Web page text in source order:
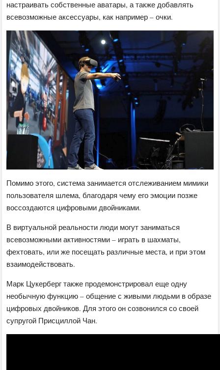
настраивать собственные аватары, а также добавлять
всевозможные аксессуары, как например – очки.
Помимо этого, система занимается отслеживанием мимики
пользователя шлема, благодаря чему его эмоции позже
воссоздаются цифровыми двойниками.
В виртуальной реальности люди могут заниматься
всевозможными активностями – играть в шахматы,
фехтовать, или же посещать различные места, и при этом
взаимодействовать.
Марк Цукерберг также продемонстрировал еще одну
необычную функцию – общение с живыми людьми в образе
цифровых двойников. Для этого он созвонился со своей
супругой Присциллой Чан.